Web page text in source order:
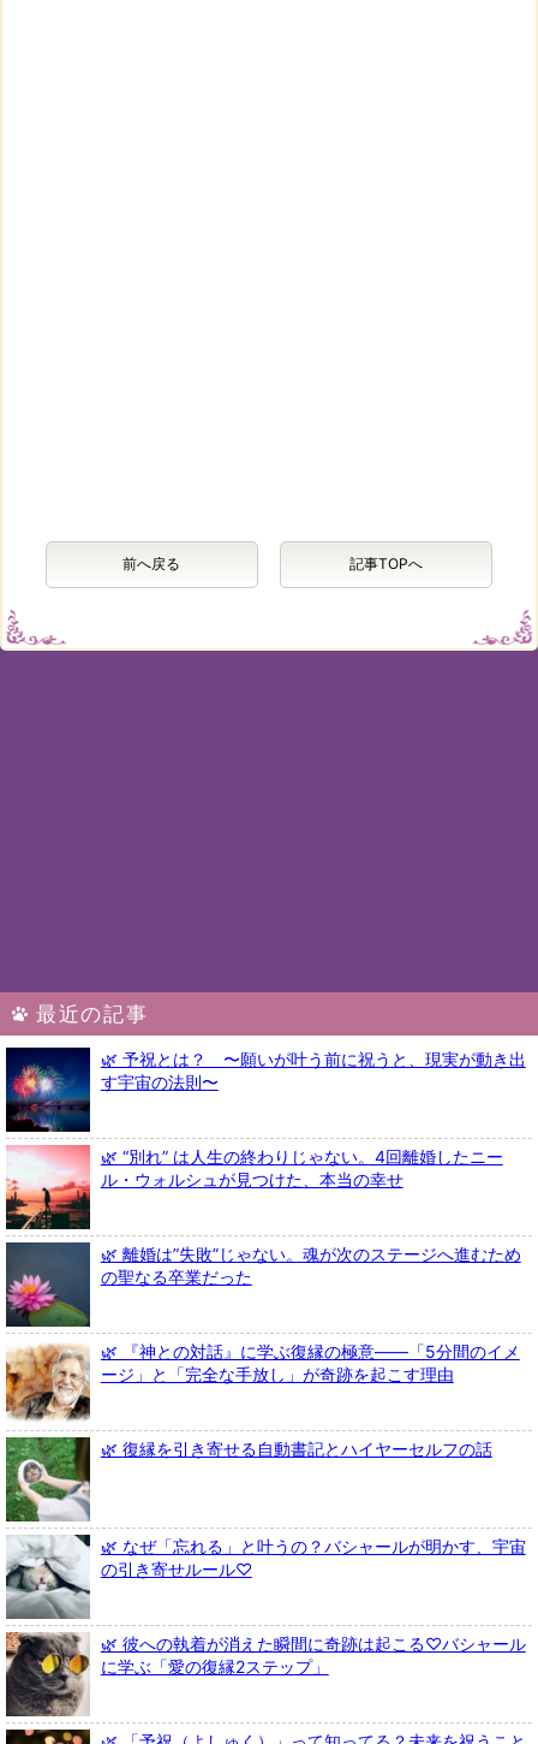
前へ戻る 記事TOPへ
最近の記事
🌿 予祝とは？ 〜願いが叶う前に祝うと、現実が動き出
す宇宙の法則〜
🌿 “別れ” は人生の終わりじゃない。4回離婚したニー
ル・ウォルシュが見つけた、本当の幸せ
🌿 離婚は”失敗”じゃない。魂が次のステージへ進むため
の聖なる卒業だった
🌿 『神との対話』に学ぶ復縁の極意――「5分間のイメ
ージ」と「完全な手放し」が奇跡を起こす理由
🌿 復縁を引き寄せる自動書記とハイヤーセルフの話
🌿 なぜ「忘れる」と叶うの？バシャールが明かす、宇宙
の引き寄せルール♡
🌿 彼への執着が消えた瞬間に奇跡は起こる♡バシャール
に学ぶ「愛の復縁2ステップ」